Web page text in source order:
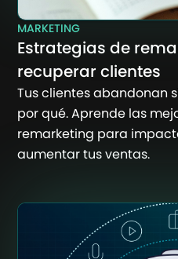
MARKETING
Estrategias de
recuperar clientes
Tus clientes abandonan
por qué. Aprende las
remarketing para
aumentar tus ventas.